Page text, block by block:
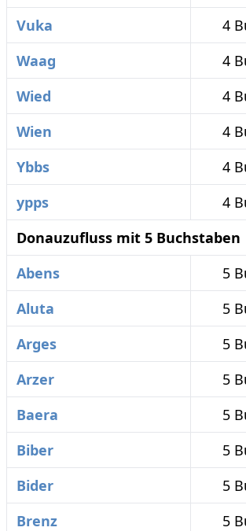
Vuka
4
Waag
4
Wied
4
Wien
4
Ybbs
4
ypps
4
Donauzufluss mit 5 Buchstaben
Abens
5
Aluta
5
Arges
5
Arzer
5
Baera
5
Biber
5
Bider
5
Brenz
5